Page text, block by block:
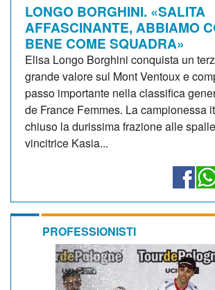
LONGO BORGHINI. «SALITA
AFFASCINANTE, ABBIAMO
BENE COME SQUADRA»
Elisa Longo Borghini conquista un
grande valore sul Mont Ventoux e
passo importante nella classifica
de France Femmes. La campionessa
chiuso la durissima frazione alle
vincitrice Kasia...
PROFESSIONISTI